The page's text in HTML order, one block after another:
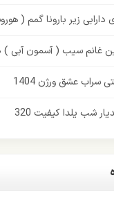
زیر بارونا گمم (
غانم سیب ( آسمون آبی )
عشق ورژن 1404
شب یلدا کیفیت 320